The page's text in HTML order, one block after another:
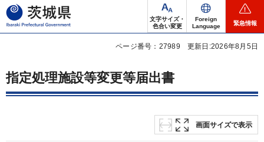
茨城県
文字サイズ・
色合い変更
Foreign
Language
緊急情報
ページ番号：27989 更新日:2026年8月5日
指定処理施設等変更等届出書
画面サイズで表示